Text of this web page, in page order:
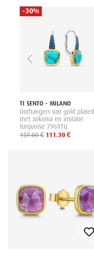
-30%
TI SENTO - MILANO
Oorhangers van gold plated
met zirkonia en imitatie
turquoise 7969TQ
159.00 € 111.30 €